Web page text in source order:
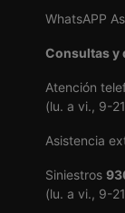
WhatsAPP
Consultas y
Atención
(lu. a vi., 9-
Asistencia
Siniestros
(lu. a vi., 9-